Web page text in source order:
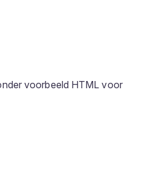
voorbeeld HTML voor